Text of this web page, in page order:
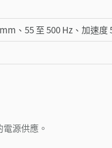
、55 至 500 Hz、加速度
源供應。